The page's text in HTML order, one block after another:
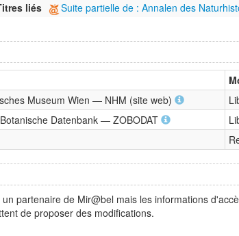
liés
Suite partielle de : Annalen des
Museum Wien — NHM (site web)
Datenbank — ZOBODAT
partenaire de Mir@bel mais les informations
de proposer des modifications.